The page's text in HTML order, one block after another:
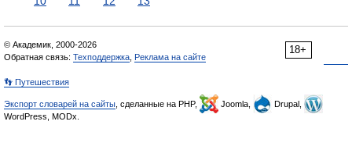
18+
© Академик, 2000-2026
Обратная связь: Техподдержка Реклама на сайте
👣 Путешествия
Экспорт словарей на сайты , сделанные на PHP, Joomla,
Drupal,
WordPress, MODx.